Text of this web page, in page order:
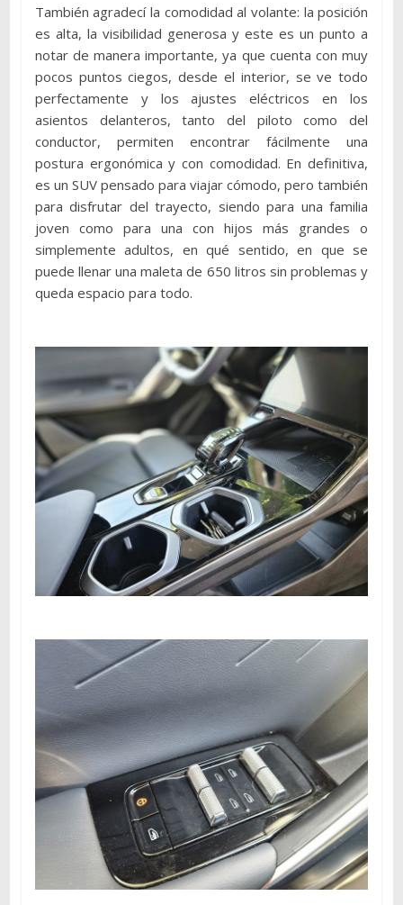
También agradecí la comodidad al volante: la posición
es alta, la visibilidad generosa y este es un punto a
notar de manera importante, ya que cuenta con muy
pocos puntos ciegos, desde el interior, se ve todo
perfectamente y los ajustes eléctricos en los
asientos delanteros, tanto del piloto como del
conductor, permiten encontrar fácilmente una
postura ergonómica y con comodidad. En definitiva,
es un SUV pensado para viajar cómodo, pero también
para disfrutar del trayecto, siendo para una familia
joven como para una con hijos más grandes o
simplemente adultos, en qué sentido, en que se
puede llenar una maleta de 650 litros sin problemas y
queda espacio para todo.